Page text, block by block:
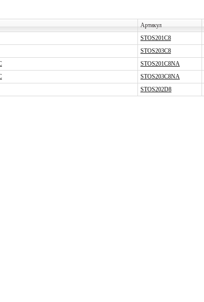
Артикул
STOS201C8
STOS203C8
STOS201C8NA
STOS203C8NA
STOS202D8